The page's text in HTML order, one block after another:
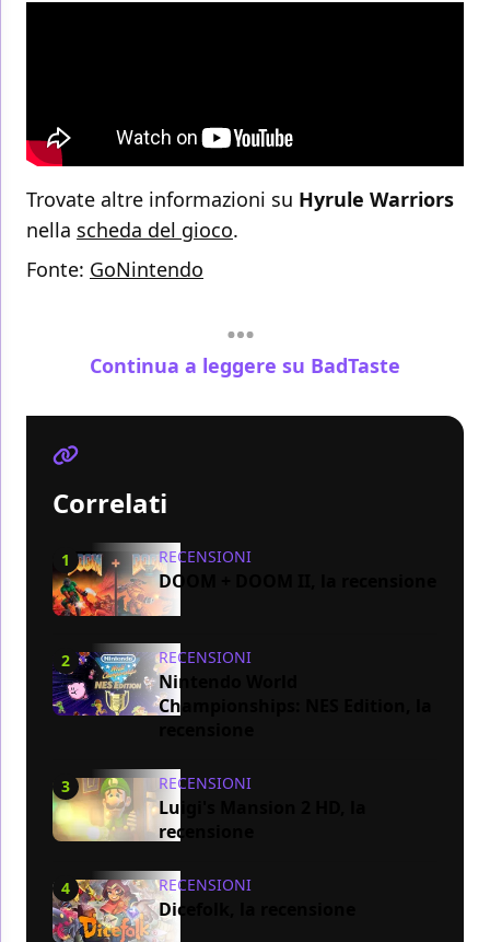
Trovate altre informazioni su Hyrule Warriors
nella scheda del gioco.
Fonte: GoNintendo
Continua a leggere su BadTaste
Correlati
1 RECENSIONI
DOOM + DOOM II, la recensione
2 RECENSIONI
Nintendo World
Championships: NES Edition, la
3 RECENSIONI
Luigi's Mansion 2 HD, la
recensione
4 RECENSIONI
Dicefolk, la recensione